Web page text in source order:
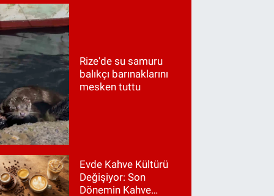
Rize'de su samuru
balıkçı barınaklarını
mesken tuttu
Evde Kahve Kültürü
Değişiyor: Son
Dönemin Kahve